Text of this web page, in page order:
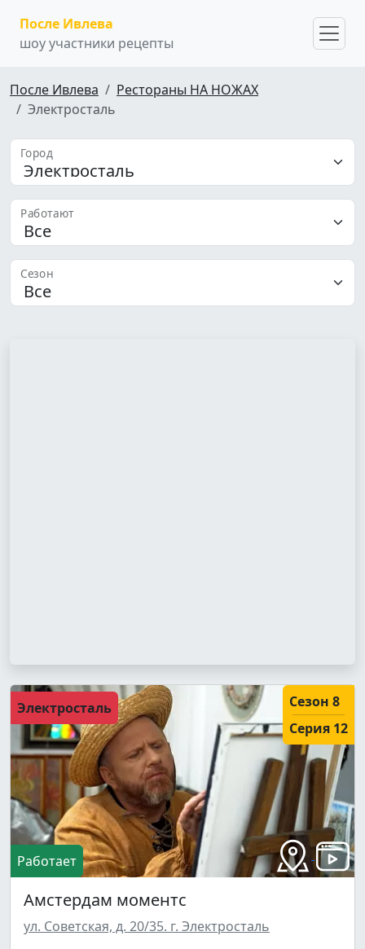
После Ивлева
шоу участники рецепты
После Ивлева
Рестораны НА НОЖАХ
Электросталь
Город
Работают
Сезон
Электросталь
Сезон 8
Серия 12
Работает
Амстердам моментс
ул. Советская, д. 20/35. г. Электросталь